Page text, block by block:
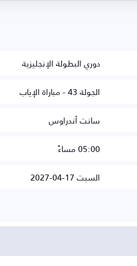
دوري البطولة الإنجليزية
الجولة 43 - مباراة الإياب
سانت أندراوس
05:00 مساءً
السبت 17-04-2027